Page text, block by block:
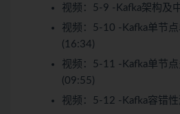
视频： 5-9 -Kafka架构及
视频： 5-10 -Kafka单节
(16:34)
视频： 5-11 -Kafka单节
(09:55)
视频： 5-12 -Kafka容错